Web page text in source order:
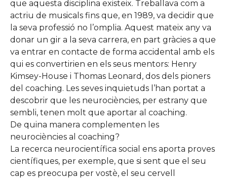
que aquesta disciplina existeix. Treballava com a
actriu de musicals fins que, en 1989, va decidir que
la seva professió no l’omplia. Aquest mateix any va
donar un gir a la seva carrera, en part gràcies a que
va entrar en contacte de forma accidental amb els
qui es convertirien en els seus mentors: Henry
Kimsey-House i Thomas Leonard, dos dels pioners
del coaching. Les seves inquietuds l’han portat a
descobrir que les neurociències, per estrany que
sembli, tenen molt que aportar al coaching.
De quina manera complementen les
neurociències al coaching?
La recerca neurocientífica social ens aporta proves
científiques, per exemple, que si sent que el seu
cap es preocupa per vostè, el seu cervell